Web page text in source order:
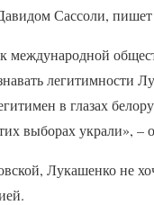
Сассоли, пишет
международной
легитимности
в глазах
выборах украли», –
Лукашенко не